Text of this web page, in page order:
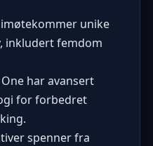
unike
inkludert femdom
har avansert
for forbedret
spenner fra